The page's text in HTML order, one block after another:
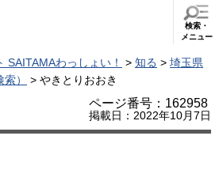
検索・
メニュー
SAITAMAわっしょい！ > 知る > 埼玉県
）
> やきとりおおき
ページ番号：162958
掲載日：2022年10月7日